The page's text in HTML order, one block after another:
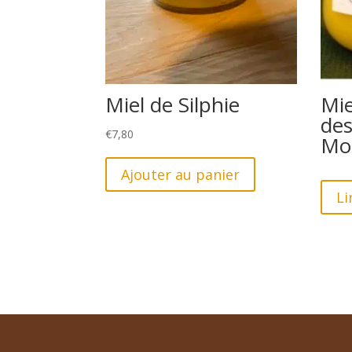
Miel de Silphie
€7,80
Ajouter au panier